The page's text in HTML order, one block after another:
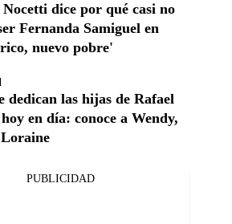
dice por qué casi no
Fernanda Samiguel en
nuevo pobre'
dedican las hijas de Rafael
en día: conoce a Wendy,
PUBLICIDAD